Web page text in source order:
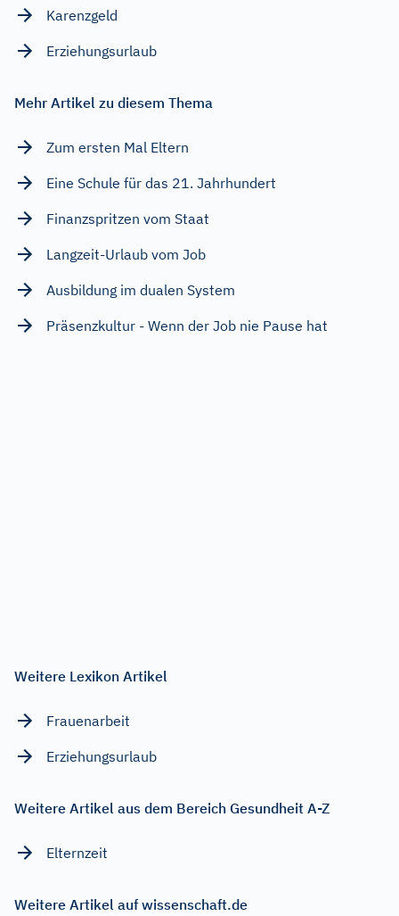
Karenzgeld
Erziehungsurlaub
Mehr Artikel zu diesem Thema
Zum ersten Mal Eltern
Eine Schule für das 21. Jahrhundert
Finanzspritzen vom Staat
Langzeit-Urlaub vom Job
Ausbildung im dualen System
Präsenzkultur - Wenn der Job nie Pause hat
Weitere Lexikon Artikel
Frauenarbeit
Erziehungsurlaub
Weitere Artikel aus dem Bereich Gesundheit A-Z
Elternzeit
Weitere Artikel auf wissenschaft.de